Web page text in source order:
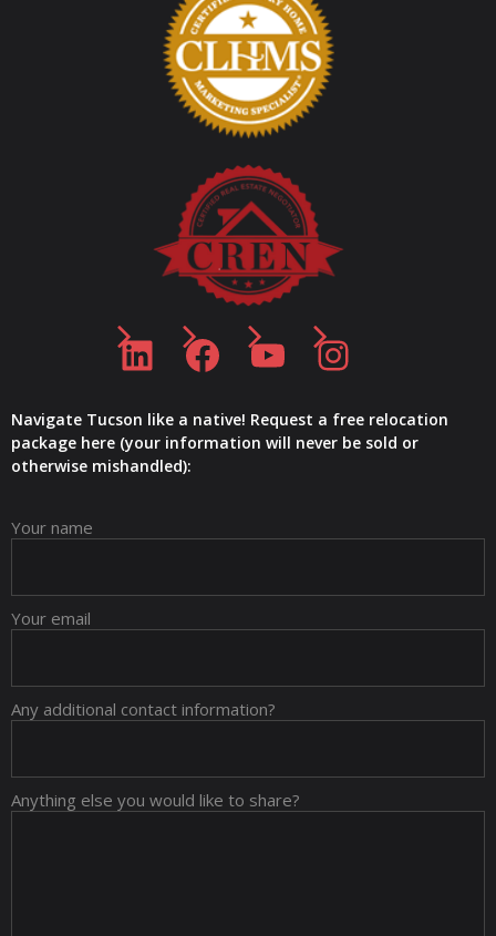
Navigate Tucson like a native! Request a free relocation
package here (your information will never be sold or
otherwise mishandled):
Your name
Your email
Any additional contact information?
Anything else you would like to share?